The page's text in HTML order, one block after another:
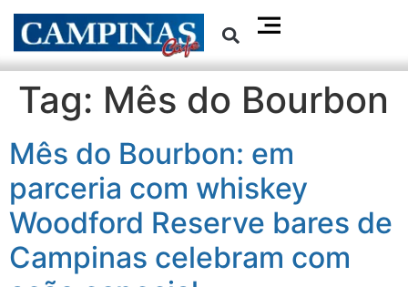
Tag: Mês do Bourbon
Mês do Bourbon: em
parceria com whiskey
Woodford Reserve bares de
Campinas celebram com